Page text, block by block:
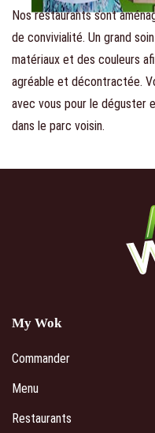
Nos restaurants sont
de convivialité. Un grand
matériaux et des couleurs
agréable et décontractée.
avec vous pour le déguster
dans le parc voisin.
My Wok
Commander
Menu
Restaurants